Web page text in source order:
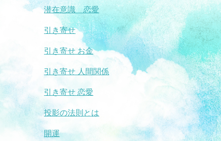
潜在意識 恋愛
引き寄せ
引き寄せ お金
引き寄せ 人間関係
引き寄せ 恋愛
投影の法則とは
開運